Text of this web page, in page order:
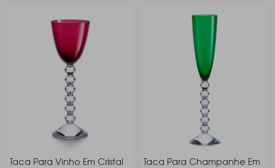
Taca Para Vinho Em Cristal
Taca Para Champanhe Em